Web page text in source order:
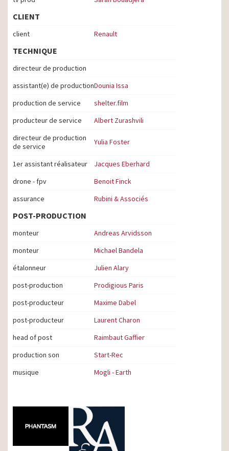
CLIENT
client Renault
TECHNIQUE
directeur de production
assistant(e) de productionDounia Issa
production de service
shelter.film
producteur de service
Albert Zurashvili
directeur de production
de service
Yulia Foster
1er assistant réalisateur
Jacques Eberhard
drone - fpv
Benoit Finck
assurance
Rubini & Associés
POST-PRODUCTION
monteur
Andreas Arvidsson
monteur
Michael Bandela
étalonneur
Julien Alary
post-production
Prodigious Paris
post-producteur
Maxime Dabel
post-producteur
Laurent Charon
head of post
Raimbaut Gaffier
production son
Start-Rec
musique
Mogli - Earth